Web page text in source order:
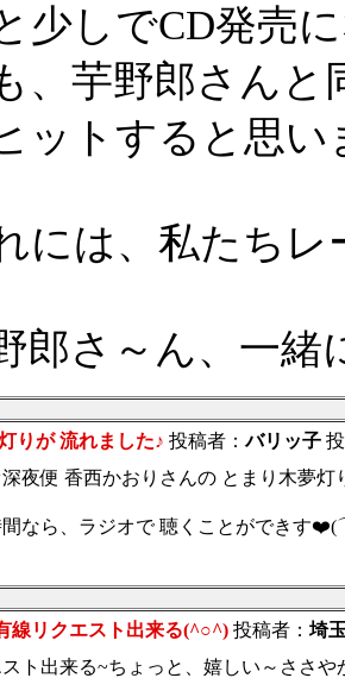
少しでCD発売
、芋野郎さんと
ットすると思い
には、私たち
郎さ～ん、一緒
りが 流れました♪ 投稿者：バリッ子
夜便 香西かおりさんの とまり木夢灯
間なら、ラジオで 聴くことができ
線リクエスト出来る(^○^) 投稿者： 埼
スト出来る~ちょっと、嬉しい～ささや